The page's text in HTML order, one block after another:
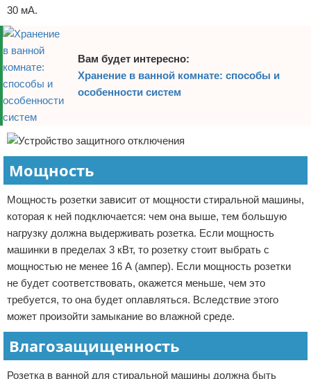
30 мА.
Вам будет интересно:
Хранение в ванной комнате: способы и
особенности систем
Мощность
Мощность розетки зависит от мощности стиральной машины,
которая к ней подключается: чем она выше, тем большую
нагрузку должна выдерживать розетка. Если мощность
машинки в пределах 3 кВт, то розетку стоит выбрать с
мощностью не менее 16 А (ампер). Если мощность розетки
не будет соответствовать, окажется меньше, чем это
требуется, то она будет оплавляться. Вследствие этого
может произойти замыкание во влажной среде.
Влагозащищенность
Розетка в ванной для стиральной машины должна быть